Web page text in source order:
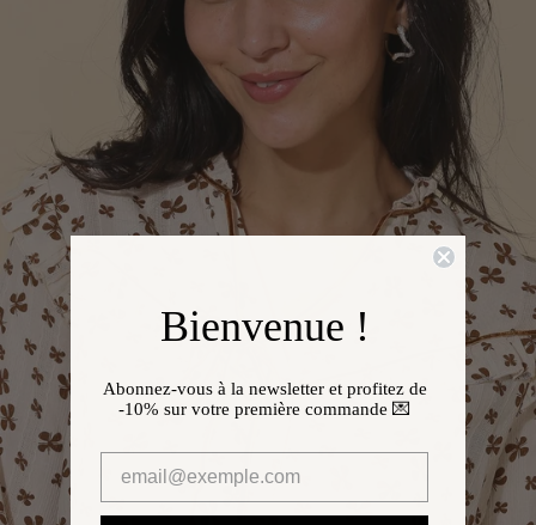
Bienvenue !
Abonnez-vous à la newsletter et profitez de
-10% sur votre première commande 💌